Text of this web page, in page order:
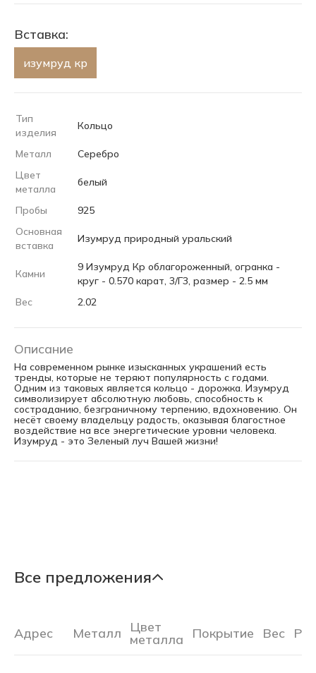
Вставка:
изумруд кр
Тип
изделия
Кольцо
Металл
Серебро
Цвет
металла
белый
Пробы
925
Основная
вставка
Изумруд природный уральский
Камни
9 Изумруд Кр облагороженный, огранка -
круг - 0.570 карат, 3/Г3, размер - 2.5 мм
Вес
2.02
Описание
На современном рынке изысканных украшений есть
тренды, которые не теряют популярность с годами.
Одним из таковых является кольцо - дорожка. Изумруд
символизирует абсолютную любовь, способность к
состраданию, безграничному терпению, вдохновению. Он
несёт своему владельцу радость, оказывая благостное
воздействие на все энергетические уровни человека.
Изумруд - это Зеленый луч Вашей жизни!
Все предложения
Адрес Металл Цвет
металла Покрытие Вес